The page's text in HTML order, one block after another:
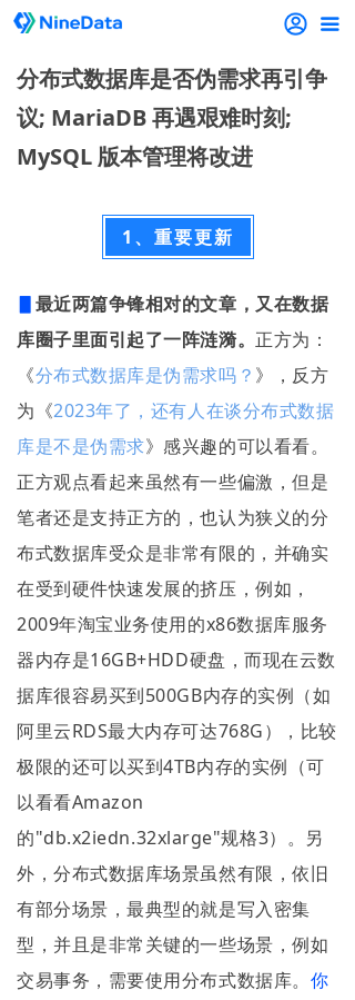
끀
分布式数据库是否伪需求再引争
议; MariaDB 再遇艰难时刻;
MySQL 版本管理将改进
1、重要更新
▋最近两篇争锋相对的文章，又在数据
库圈子里面引起了一阵涟漪。 正方为：
《分布式数据库是伪需求吗？ 》，反方
为《2023年了，还有人在谈分布式数据
库是不是伪需求》感兴趣的可以看看。
正方观点看起来虽然有一些偏激，但是
笔者还是支持正方的，也认为狭义的分
布式数据库受众是非常有限的，并确实
在受到硬件快速发展的挤压，例如，
2009年淘宝业务使用的x86数据库服务
器内存是16GB+HDD硬盘，而现在云数
据库很容易买到500GB内存的实例（如
阿里云RDS最大内存可达768G），比较
极限的还可以买到4TB内存的实例（可
以看看Amazon
的"db.x2iedn.32xlarge"规格3）。另
外，分布式数据库场景虽然有限，依旧
有部分场景，最典型的就是写入密集
型，并且是非常关键的一些场景，例如
交易事务，需要使用分布式数据库。 你